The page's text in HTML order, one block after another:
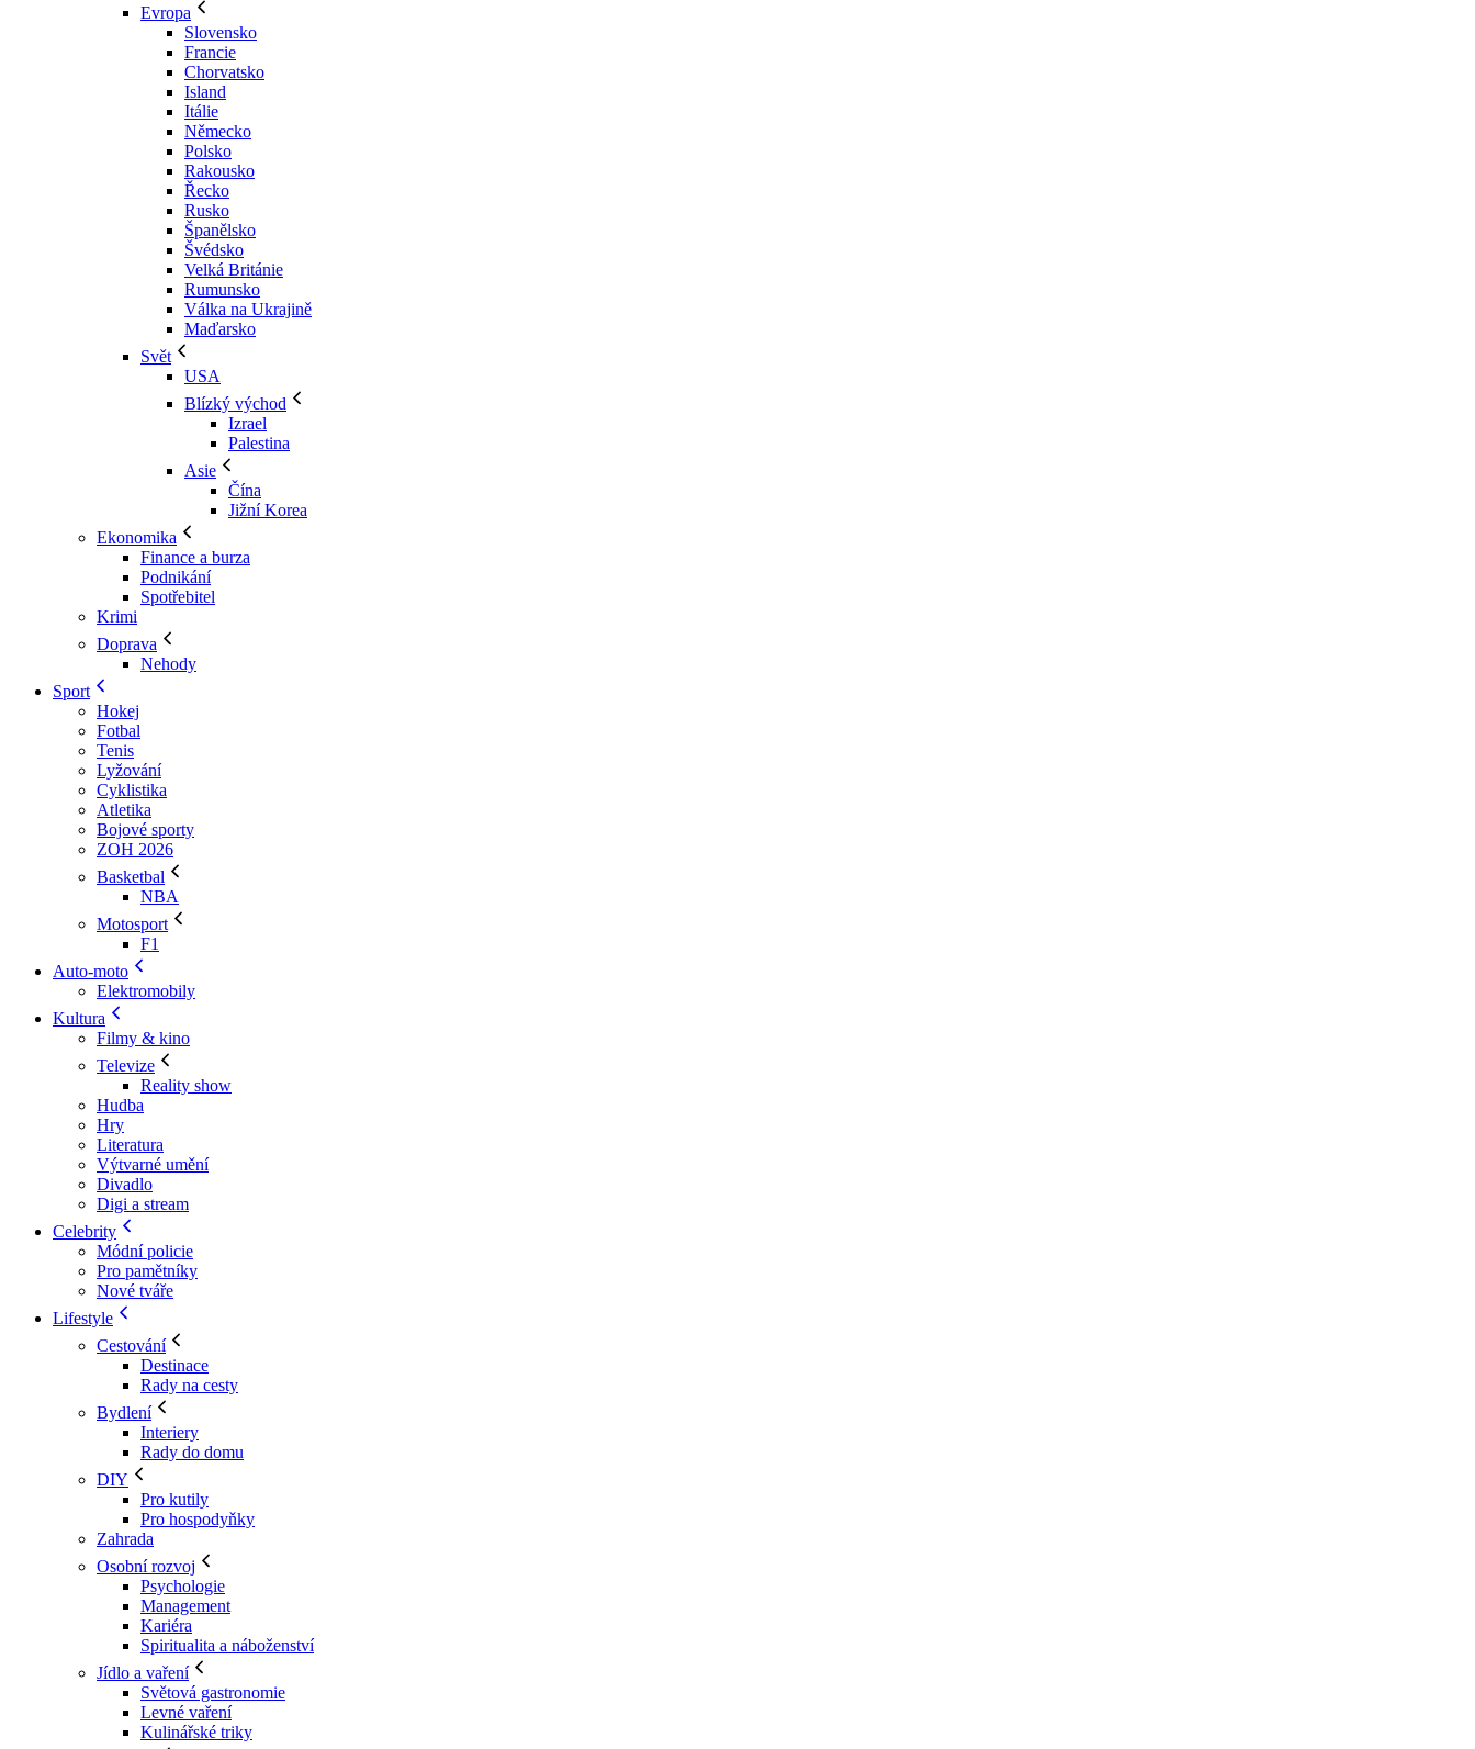
Evropa
Slovensko
Francie
Chorvatsko
Island
Itálie
Německo
Polsko
Rakousko
Řecko
Rusko
Španělsko
Švédsko
Velká Británie
Rumunsko
Válka na Ukrajině
Maďarsko
Svět
USA
Blízký východ
Izrael
Palestina
Asie
Čína
Jižní Korea
Ekonomika
Finance a burza
Podnikání
Spotřebitel
Krimi
Doprava
Nehody
Sport
Hokej
Fotbal
Tenis
Lyžování
Cyklistika
Atletika
Bojové sporty
ZOH 2026
Basketbal
NBA
Motosport
F1
Auto-moto
Elektromobily
Kultura
Filmy & kino
Televize
Reality show
Hudba
Hry
Literatura
Výtvarné umění
Divadlo
Digi a stream
Celebrity
Módní policie
Pro pamětníky
Nové tváře
Lifestyle
Cestování
Destinace
Rady na cesty
Bydlení
Interiery
Rady do domu
DIY
Pro kutily
Pro hospodyňky
Zahrada
Osobní rozvoj
Psychologie
Management
Kariéra
Spiritualita a náboženství
Jídlo a vaření
Světová gastronomie
Levné vaření
Kulinářské triky